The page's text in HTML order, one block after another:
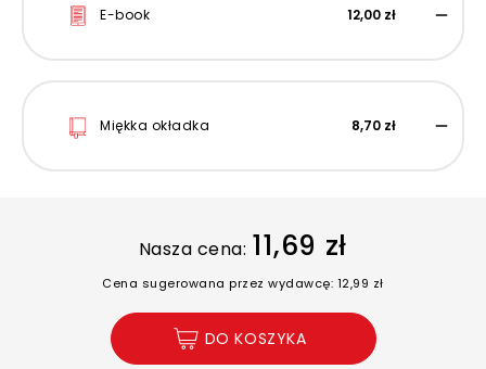
E-book 12,00 zł
Miękka okładka 8,70 zł
Nasza cena: 11,69 zł
Cena sugerowana przez wydawcę: 12,99 zł
DO KOSZYKA